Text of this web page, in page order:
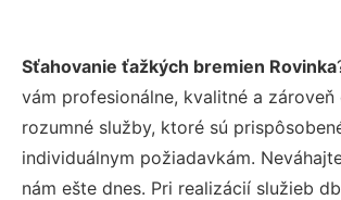
Sťahovanie ťažkých bremien Rovinka
vám profesionálne, kvalitné a zároveň
rozumné služby, ktoré sú
individuálnym požiadavkám.
nám ešte dnes. Pri realizácií služieb